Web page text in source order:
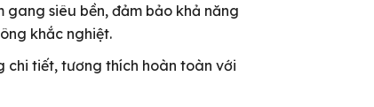
siêu bền, đảm bảo khả năng
khắc nghiệt.
chi tiết, tương thích hoàn toàn với